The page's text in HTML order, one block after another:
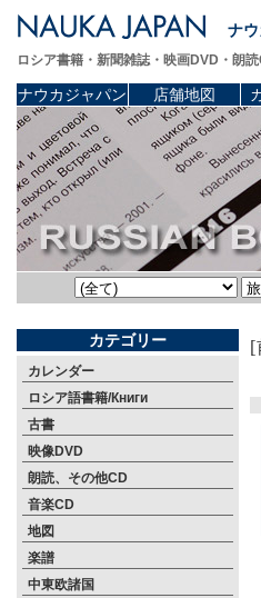
ナ
ロシア書籍・新聞雑誌・映画DVD・朗
ナウカジャパン 店舗地図
カテゴリー
カレンダー
ロシア語書籍/Книги
古書
映像DVD
朗読、その他CD
音楽CD
地図
楽譜
中東欧諸国
[